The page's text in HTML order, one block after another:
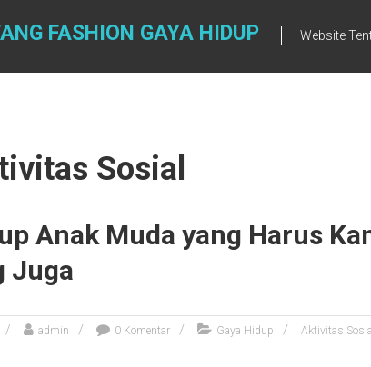
FASHION GAYA HIDUP Website
Sosial
Anak Muda yang Harus
Juga
admin 0 Komentar Gaya Hidup Aktivitas Sosial